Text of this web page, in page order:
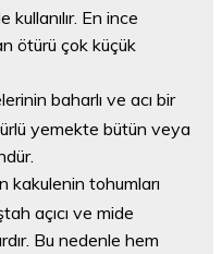
En ince
ötürü çok küçük
baharlı ve acı bir
yemekte bütün veya
kakulenin tohumları
açıcı ve mide
Bu nedenle hem